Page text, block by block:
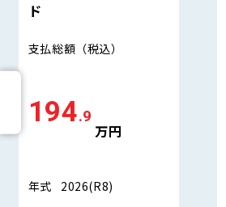
ド
支払総額 （税込）
194.9
万円
年式 2026(R8)